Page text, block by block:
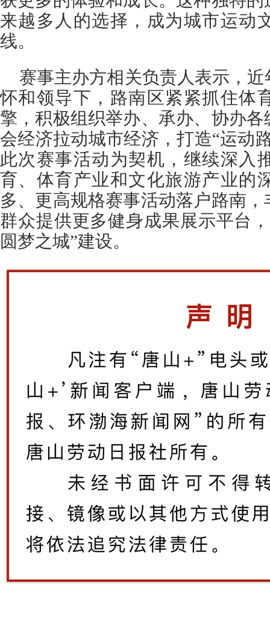
来越多人的选择，成为城市运动
线。
赛事主办方相关负责人表示，
怀和领导下，路南区紧紧抓住体
擎，积极组织举办、承办、协办
会经济拉动城市经济，打造“运动
此次赛事活动为契机，继续深入
育、体育产业和文化旅游产业的
多、更高规格赛事活动落户路南
群众提供更多健身成果展示平台
圆梦之城”建设。